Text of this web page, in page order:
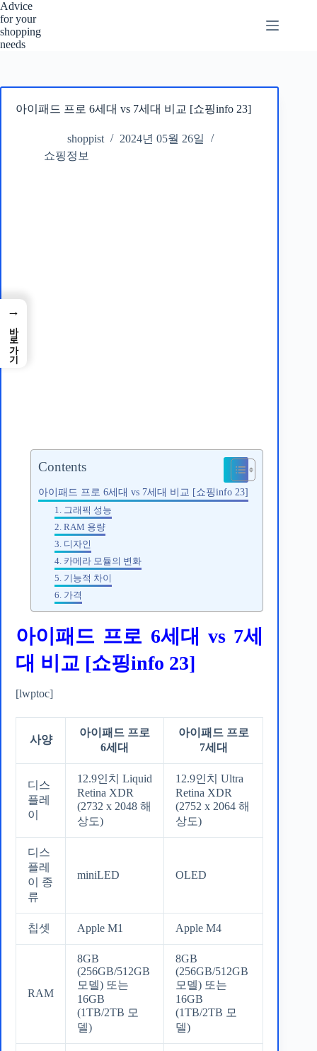
본
문
으
로
Advice
for your
shopping
needs
아이패드 프로 6세대 vs 7세대 비교 [쇼핑info 23]
shoppist
2024년 05월 26일
쇼핑정보
Contents
아이패드 프로 6세대 vs 7세대 비교 [쇼핑info 23]
1. 그래픽 성능
2. RAM 용량
3. 디자인
4. 카메라 모듈의 변화
5. 기능적 차이
6. 가격
아이패드 프로 6세대 vs 7세
대 비교 [쇼핑info 23]
[lwptoc]
사양
아이패드 프로
6세대
아이패드 프로
7세대
디스
플레
이
12.9인치 Liquid
Retina XDR
(2732 x 2048 해
상도)
12.9인치 Ultra
Retina XDR
(2752 x 2064 해
상도)
디스
플레
이 종
류
miniLED OLED
칩셋 Apple M1 Apple M4
RAM
8GB
(256GB/512GB
모델) 또는
16GB
(1TB/2TB 모
델)
8GB
(256GB/512GB
모델) 또는
16GB
(1TB/2TB 모
델)
→
바로가기